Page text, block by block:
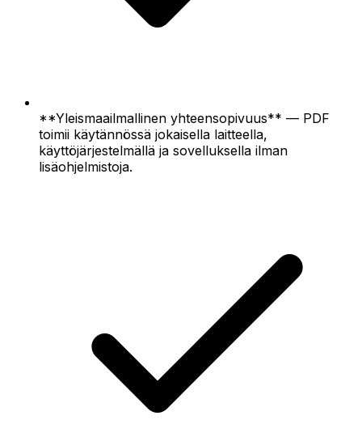
**Yleismaailmallinen yhteensopivuus** — PDF
toimii käytännössä jokaisella laitteella,
käyttöjärjestelmällä ja sovelluksella ilman
lisäohjelmistoja.